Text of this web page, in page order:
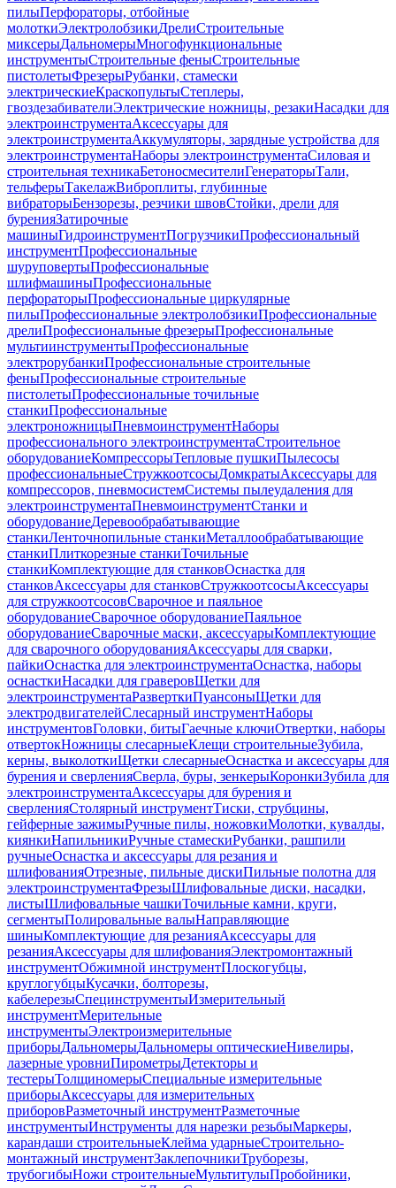
пилыПерфораторы, отбойные
молоткиЭлектролобзикиДрелиСтроительные
миксерыДальномерыМногофункциональные
инструментыСтроительные феныСтроительные
пистолетыФрезерыРубанки, стамески
электрическиеКраскопультыСтеплеры,
гвоздезабивателиЭлектрические ножницы, резакиНасадки для
электроинструментаАксессуары для
электроинструментаАккумуляторы, зарядные устройства для
электроинструментаНаборы электроинструментаСиловая и
строительная техникаБетоносмесителиГенераторыТали,
тельферыТакелажВиброплиты, глубинные
вибраторыБензорезы, резчики швовСтойки, дрели для
буренияЗатирочные
машиныГидроинструментПогрузчикиПрофессиональный
инструментПрофессиональные
шуруповертыПрофессиональные
шлифмашиныПрофессиональные
перфораторыПрофессиональные циркулярные
пилыПрофессиональные электролобзикиПрофессиональные
дрелиПрофессиональные фрезерыПрофессиональные
мультиинструментыПрофессиональные
электрорубанкиПрофессиональные строительные
феныПрофессиональные строительные
пистолетыПрофессиональные точильные
станкиПрофессиональные
электроножницыПневмоинструментНаборы
профессионального электроинструментаСтроительное
оборудованиеКомпрессорыТепловые пушкиПылесосы
профессиональныеСтружкоотсосыДомкратыАксессуары для
компрессоров, пневмосистемСистемы пылеудаления для
электроинструментаПневмоинструментСтанки и
оборудованиеДеревообрабатывающие
станкиЛенточнопильные станкиМеталлообрабатывающие
станкиПлиткорезные станкиТочильные
станкиКомплектующие для станковОснастка для
станковАксессуары для станковСтружкоотсосыАксессуары
для стружкоотсосовСварочное и паяльное
оборудованиеСварочное оборудованиеПаяльное
оборудованиеСварочные маски, аксессуарыКомплектующие
для сварочного оборудованияАксессуары для сварки,
пайкиОснастка для электроинструментаОснастка, наборы
оснасткиНасадки для граверовЩетки для
электроинструментаРазверткиПуансоныЩетки для
электродвигателейСлесарный инструментНаборы
инструментовГоловки, битыГаечные ключиОтвертки, наборы
отвертокНожницы слесарныеКлещи строительныеЗубила,
керны, выколоткиЩетки слесарныеОснастка и аксессуары для
бурения и сверленияСверла, буры, зенкерыКоронкиЗубила для
электроинструментаАксессуары для бурения и
сверленияСтолярный инструментТиски, струбцины,
гейферные зажимыРучные пилы, ножовкиМолотки, кувалды,
киянкиНапильникиРучные стамескиРубанки, рашпили
ручныеОснастка и аксессуары для резания и
шлифованияОтрезные, пильные дискиПильные полотна для
электроинструментаФрезыШлифовальные диски, насадки,
листыШлифовальные чашкиТочильные камни, круги,
сегментыПолировальные валыНаправляющие
шиныКомплектующие для резанияАксессуары для
резанияАксессуары для шлифованияЭлектромонтажный
инструментОбжимной инструментПлоскогубцы,
круглогубцыКусачки, болторезы,
кабелерезыСпецинструментыИзмерительный
инструментМерительные
инструментыЭлектроизмерительные
приборыДальномерыДальномеры оптическиеНивелиры,
лазерные уровниПирометрыДетекторы и
тестерыТолщиномерыСпециальные измерительные
приборыАксессуары для измерительных
приборовРазметочный инструментРазметочные
инструментыИнструменты для нарезки резьбыМаркеры,
карандаши строительныеКлейма ударныеСтроительно-
монтажный инструментЗаклепочникиТруборезы,
трубогибыНожи строительныеМультитулыПробойники,